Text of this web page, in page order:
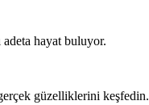
adeta hayat buluyor.
güzelliklerini keşfedin.